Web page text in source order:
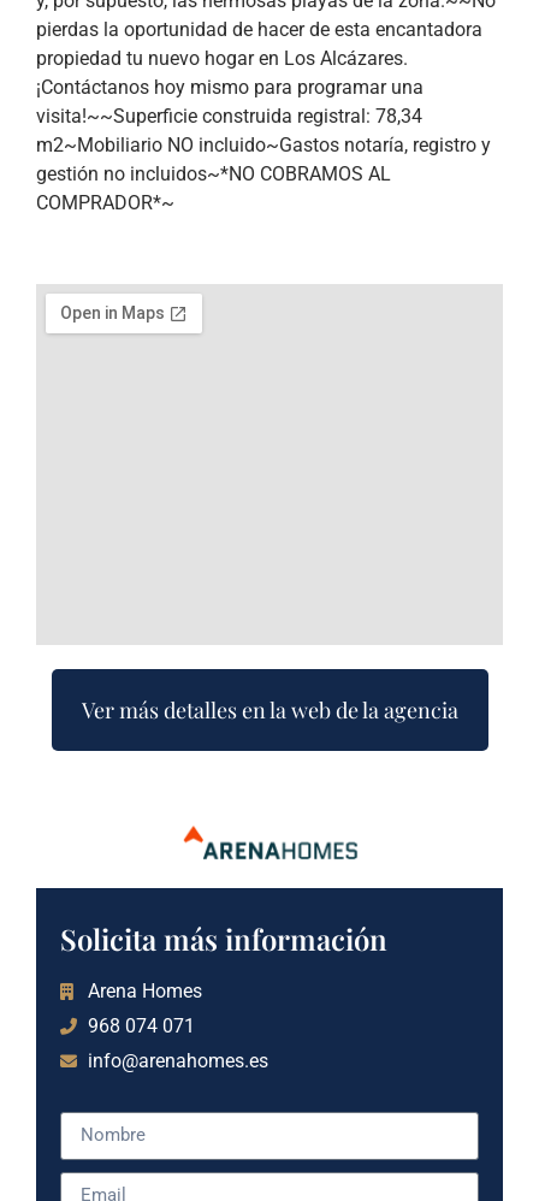
pierdas la oportunidad de hacer de esta encantadora
propiedad tu nuevo hogar en Los Alcázares.
¡Contáctanos hoy mismo para programar una
visita!~~Superficie construida registral: 78,34
m2~Mobiliario NO incluido~Gastos notaría, registro y
gestión no incluidos~*NO COBRAMOS AL
COMPRADOR*~
Ver más detalles en la web de la agencia
Solicita más información
Arena Homes
968 074 071
info@arenahomes.es